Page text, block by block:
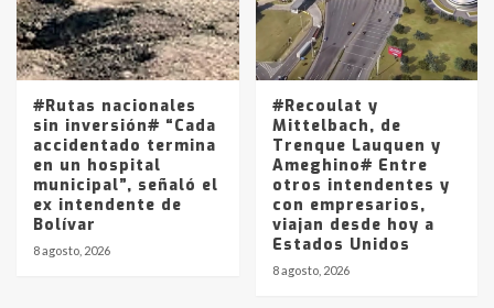
Los precios de los combustibles en
La Pampa, desde YPF hasta Axion
entre 857 a 1338 pesos
#Rutas nacionales
sin inversión# “Cada
accidentado termina
en un hospital
municipal”, señaló el
ex intendente de
Bolívar
8 agosto, 2026
#Recoulat y
Mittelbach, de
Trenque Lauquen y
Ameghino# Entre
otros intendentes y
con empresarios,
viajan desde hoy a
Estados Unidos
8 agosto, 2026